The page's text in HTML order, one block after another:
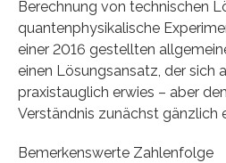
Berechnung von technischen
quantenphysikalische
einer 2016 gestellten
einen Lösungsansatz, der sich
praxistauglich erwies – aber
Verständnis zunächst gänzlich
Bemerkenswerte Zahlenfolge